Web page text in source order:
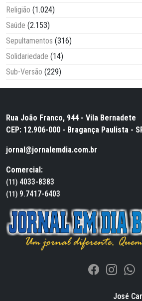
Religião (1.024)
Saúde (2.153)
Sepultamentos (316)
Solidariedade (14)
Sub-Versão (229)
Rua João Franco, 944 - Vila Bernadete
CEP: 12.906-000 - Bragança Paulista -
jornal@jornalemdia.com.br
Comercial:
(11) 4033-8383
(11) 9.7417-6403
José